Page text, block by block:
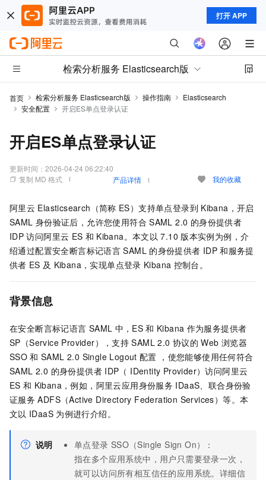
打开 APP
检索分析服务 Elasticsearch版
首页 检索分析服务 Elasticsearch版 操作指南
Elasticsearch
安全配置
开启ES单点登录认证
开启ES单点登录认证
更新时间： 2026-04-24 06:22:40
复制 MD 格式
产品详情 我的收藏
阿里云 Elasticsearch（简称 ES）支持单点登录到 Kibana，开启
SAML 身份验证后，允许您使用符合 SAML 2.0 的身份提供者
IDP 访问阿里云 ES 和 Kibana。本文以 7.10 版本实例为例，介
绍通过配置安全断言标记语言 SAML 的身份提供者 IDP 和服务提
供者 ES 及 Kibana，实现单点登录 Kibana 控制台。
背景信息
在安全断言标记语言 SAML 中，ES 和 Kibana 作为服务提供者
SP（Service Provider），支持 SAML 2.0 协议的 Web 浏览器
SSO 和 SAML 2.0 Single Logout 配置 ，使您能够使用任何符合
SAML 2.0 的身份提供者 IDP（ IDentity Provider）访问阿里云
ES 和 Kibana，例如，阿里云应用身份服务 IDaaS、联合身份验
证服务 ADFS（Active Directory Federation Services）等。本
文以 IDaaS 为例进行介绍。
说明 单点登录 SSO（Single Sign On）：
指在多个应用系统中，用户只需要登录一次，
就可以访问所有相互信任的应用系统。 详细信